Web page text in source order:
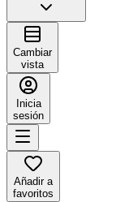
Cambiar
vista
Inicia
sesión
Añadir a
favoritos